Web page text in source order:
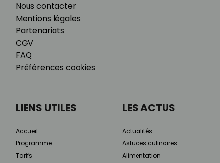
Nous contacter
Mentions légales
Partenariats
CGV
FAQ
Préférences cookies
LIENS UTILES
Accueil
Programme
Tarifs
LES ACTUS
Actualités
Astuces culinaires
Alimentation